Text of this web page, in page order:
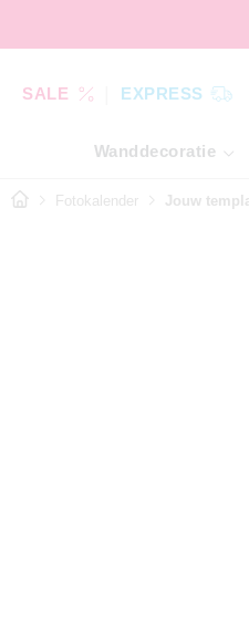
SALE EXPRESS
Wanddecoratie
Fotokalender Jouw